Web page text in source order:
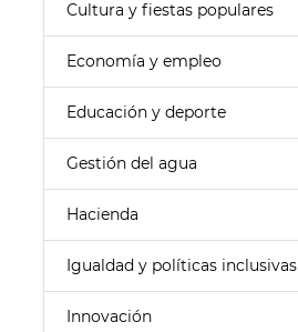
Cultura y fiestas populares
Economía y empleo
Educación y deporte
Gestión del agua
Hacienda
Igualdad y políticas inclusivas
Innovación